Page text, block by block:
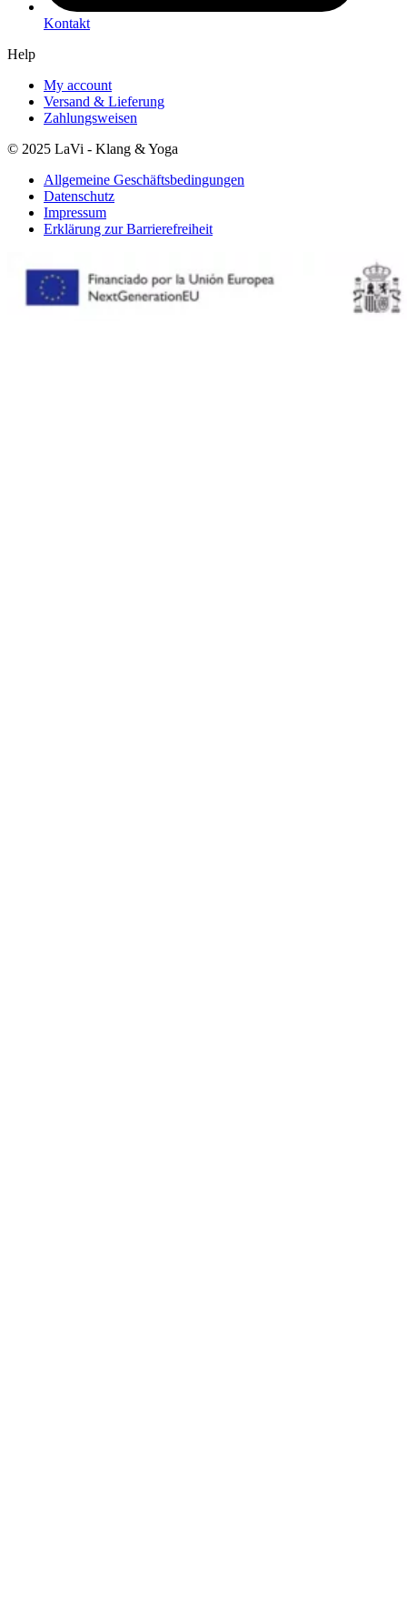
Kontakt
Help
My account
Versand & Lieferung
Zahlungsweisen
© 2025 LaVi - Klang & Yoga
Allgemeine Geschäftsbedingungen
Datenschutz
Impressum
Erklärung zur Barrierefreiheit